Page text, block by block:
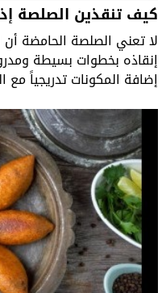
كيف تنقذين الصلصة
لا تعني الصلصة الحامضة
إنقاذه بخطوات بسيطة
إضافة المكونات تدريجياً